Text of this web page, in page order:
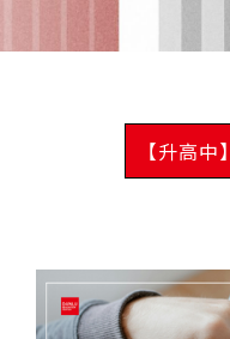
【升高中】